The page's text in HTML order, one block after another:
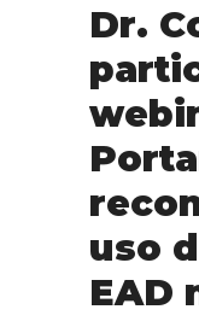
Dr.
uso
EAD